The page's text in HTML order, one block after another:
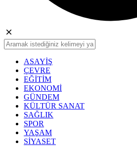
ASAYİŞ
ÇEVRE
EĞİTİM
EKONOMİ
GÜNDEM
KÜLTÜR SANAT
SAĞLIK
SPOR
YAŞAM
SİYASET